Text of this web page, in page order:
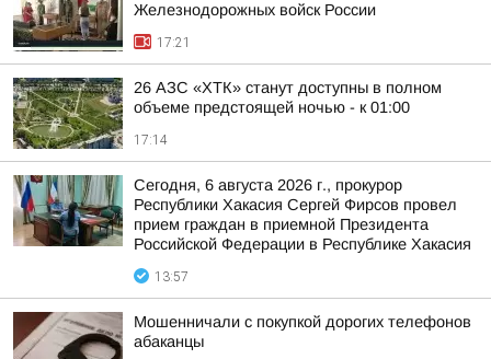
Железнодорожных войск России
17:21
26 АЗС «ХТК» станут доступны в полном
объеме предстоящей ночью - к 01:00
17:14
Сегодня, 6 августа 2026 г., прокурор
Республики Хакасия Сергей Фирсов провел
прием граждан в приемной Президента
Российской Федерации в Республике Хакасия
13:57
Мошенничали с покупкой дорогих телефонов
абаканцы